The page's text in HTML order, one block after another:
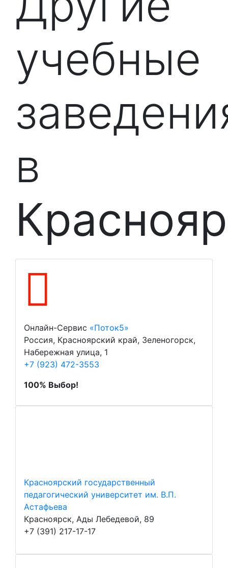
учебные
в
Онлайн-Сервис «Поток5»
Россия, Красноярский край, Зеленогорск,
Набережная улица, 1
+7 (923) 472-3553
100% Выбор!
Красноярский государственный
педагогический университет им. В.П.
Астафьева
Красноярск, Ады Лебедевой, 89
+7 (391) 217-17-17